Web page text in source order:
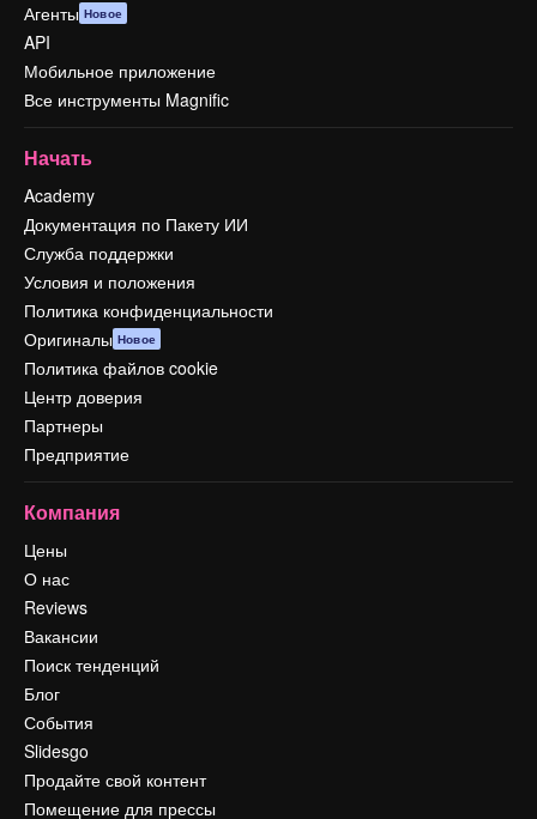
Агенты Новое
API
Мобильное приложение
Все инструменты Magnific
Начать
Academy
Документация по Пакету ИИ
Служба поддержки
Условия и положения
Политика конфиденциальности
Оригиналы Новое
Политика файлов cookie
Центр доверия
Партнеры
Предприятие
Компания
Цены
О нас
Reviews
Вакансии
Поиск тенденций
Блог
События
Slidesgo
Продайте свой контент
Помещение для прессы